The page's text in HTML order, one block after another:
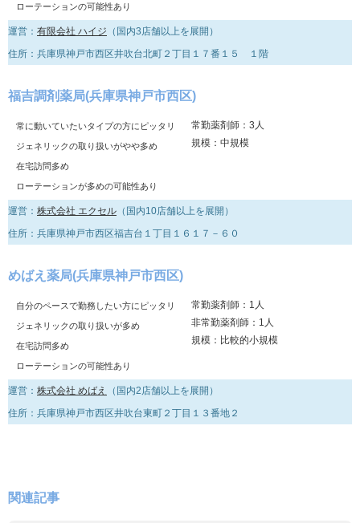
ローテーションの可能性あり
運営： 有限会社 ハイジ （国内3店舗以上を展開）
住所：兵庫県神戸市西区井吹台北町２丁目１７番１５ １階
福吉調剤薬局(兵庫県神戸市西区)
常に動いていたいタイプの方にピッタリ
ジェネリックの取り扱いがやや多め
在宅訪問多め
ローテーションが多めの可能性あり
常勤薬剤師：3人
規模：中規模
運営： 株式会社 エクセル （国内10店舗以上を展開）
住所：兵庫県神戸市西区福吉台１丁目１６１７－６０
めばえ薬局(兵庫県神戸市西区)
自分のペースで勤務したい方にピッタリ
ジェネリックの取り扱いが多め
在宅訪問多め
ローテーションの可能性あり
常勤薬剤師：1人
非常勤薬剤師：1人
規模：比較的小規模
運営： 株式会社 めばえ
（国内2店舗以上を展開）
住所：兵庫県神戸市西区井吹台東町２丁目１３番地２
関連記事